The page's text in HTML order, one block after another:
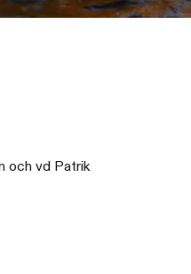
och vd Patrik